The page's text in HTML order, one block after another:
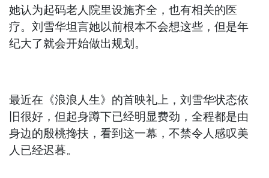
她认为起码老人院里设施齐全，也有相关的医
疗。刘雪华坦言她以前根本不会想这些，但是年
纪大了就会开始做出规划。
最近在《浪浪人生》的首映礼上，刘雪华状态依
旧很好，但起身蹲下已经明显费劲，全程都是由
身边的殷桃搀扶，看到这一幕，不禁令人感叹美
人已经迟暮。